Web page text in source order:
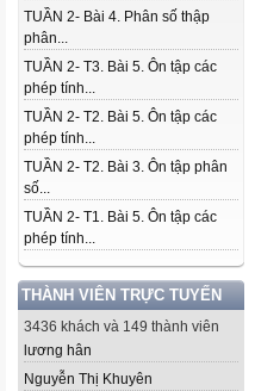
TUẦN 2- Bài 4. Phân số thập
phân...
TUẦN 2- T3. Bài 5. Ôn tập các
phép tính...
TUẦN 2- T2. Bài 5. Ôn tập các
phép tính...
TUẦN 2- T2. Bài 3. Ôn tập phân
số...
TUẦN 2- T1. Bài 5. Ôn tập các
phép tính...
THÀNH VIÊN TRỰC TUYẾN
3436 khách và 149 thành viên
lương hân
Nguyễn Thị Khuyên